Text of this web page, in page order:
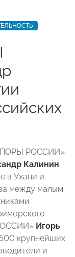
РОССИИ»
Калинин
в Ухани и
между малым
Игорь
крупнейших
и